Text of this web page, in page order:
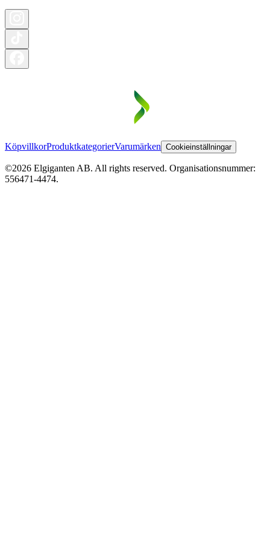
KöpvillkorProduktkategorierVarumärken Cookieinställningar
©2026 Elgiganten AB. All rights reserved. Organisationsnummer:
556471-4474.